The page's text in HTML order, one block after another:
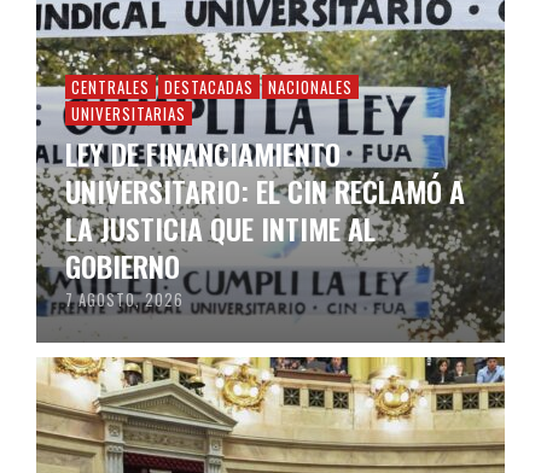
CENTRALES DESTACADAS
NACIONALES
UNIVERSITARIAS
LEY DE FINANCIAMIENTO
UNIVERSITARIO: EL CIN RECLAMÓ A
LA JUSTICIA QUE INTIME AL
GOBIERNO
7 AGOSTO, 2026